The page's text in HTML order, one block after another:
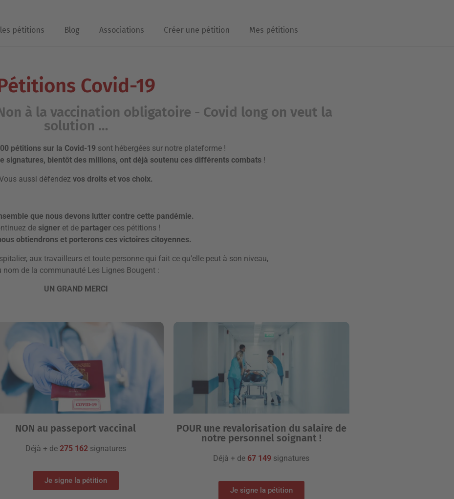
pétitions Blog Associations Créer une pétition Mes pétitions
Covid-19
à la vaccination obligatoire - Covid long on veut la
solution …
pétitions sur la Covid-19 sont hébergées sur notre plateforme !
signatures, bientôt des millions, ont déjà soutenu ces différents combats !
aussi défendez vos droits et vos choix.
que nous devons lutter contre cette pandémie.
de signer et de partager ces pétitions !
obtiendrons et porterons ces victoires citoyennes.
aux travailleurs et toute personne qui fait ce qu’elle peut à son niveau,
nom de la communauté Les Lignes Bougent :
UN GRAND MERCI
NON au passeport vaccinal
Déjà + de 275 162 signatures
Je signe la pétition
POUR une revalorisation du salaire de
notre personnel soignant !
Déjà + de 67 149 signatures
Je signe la pétition